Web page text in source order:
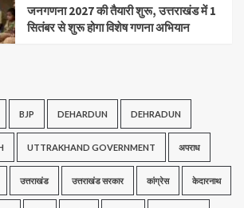
जनगणना 2027 की तैयारी शुरू, उत्तराखंड में 1
सितंबर से शुरू होगा विशेष गणना अभियान
BJP DEHARDUN DEHRADUN
UTTRAKHAND GOVERNMENT अपराध
उत्तराखंड उत्तराखंड सरकार कांग्रेस केदारनाथ